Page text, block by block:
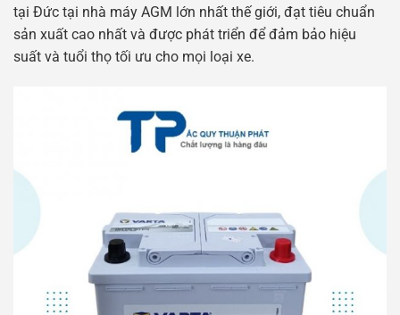
tại Đức tại nhà máy AGM lớn nhất thế giới, đạt tiêu chuẩn
sản xuất cao nhất và được phát triển để đảm bảo hiệu
suất và tuổi thọ tối ưu cho mọi loại xe.